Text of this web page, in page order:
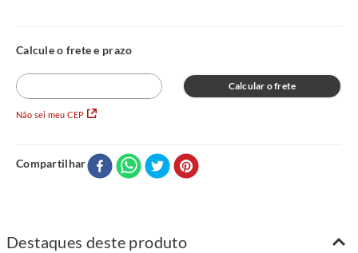
Não sei meu CEP
Calcular o frete
Compartilhar
Destaques deste produto